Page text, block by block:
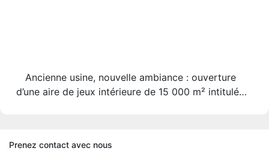
Ancienne usine, nouvelle ambiance : ouverture
d’une aire de jeux intérieure de 15 000 m² intitulée
Prenez contact avec nous